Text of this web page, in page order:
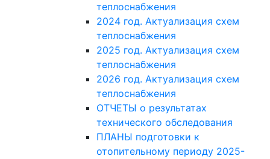
теплоснабжения
2024 год. Актуализация схем
теплоснабжения
2025 год. Актуализация схем
теплоснабжения
2026 год. Актуализация схем
теплоснабжения
ОТЧЕТЫ о результатах
технического обследования
ПЛАНЫ подготовки к
отопительному периоду 2025-